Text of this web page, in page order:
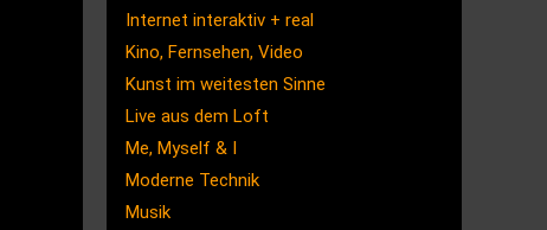
Internet interaktiv + real
Kino, Fernsehen, Video
Kunst im weitesten Sinne
Live aus dem Loft
Me, Myself & I
Moderne Technik
Musik